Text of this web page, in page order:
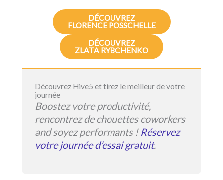
DÉCOUVREZ
FLORENCE POSSCHELLE
DÉCOUVREZ
ZLATA RYBCHENKO
Découvrez Hive5 et tirez le meilleur de votre
journée
Boostez votre productivité,
rencontrez de chouettes coworkers
and soyez performants ! Réservez
votre journée d’essai gratuit.